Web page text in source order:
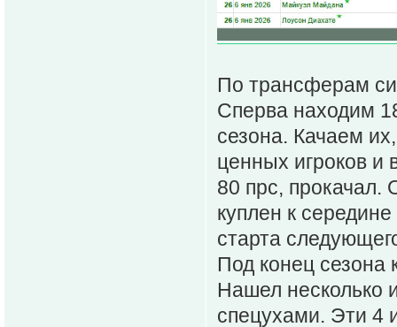
По трансферам
Сперва находим
сезона. Качаем
ценных игроков и
80 прс, прокачал.
куплен к
старта
Под конец сезона
Нашел несколько
спецухами. Эти 4